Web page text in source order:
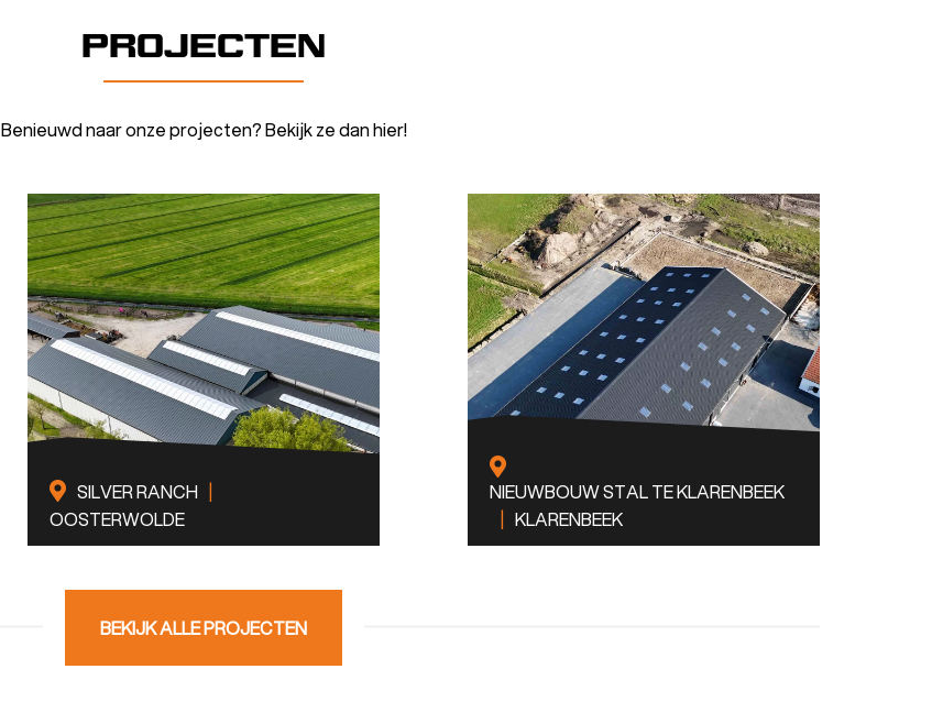
PROJECTEN
Benieuwd naar onze projecten? Bekijk ze dan hier!
SILVER RANCH |
OOSTERWOLDE
Renovatie
NIEUWBOUW STAL TE KLARENBEEK
| KLARENBEEK
Nieuwbouw
BEKIJK ALLE PROJECTEN